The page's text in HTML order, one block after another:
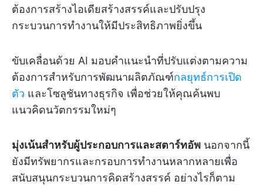
ต้องการสร้างไอเดียสร้างสรรค์และปรับปรุง
กระบวนการทำงานให้มีประสิทธิภาพยิ่งขึ้น
ขับเคลื่อนด้วย AI มอบคำแนะนำที่ปรับแต่งตามความ
ต้องการสำหรับการพัฒนาผลิตภัณฑ์กลยุทธ์การเปิด
ตัว และโซลูชันทางธุรกิจ เพื่อช่วยให้คุณค้นพบ
แนวคิดนวัตกรรมใหม่ๆ
มุ่งเน้นสำหรับผู้ประกอบการและสตาร์ทอัพ นอกจากนี้
ยังมีทรัพยากรและกรอบการทำงานหลากหลายเพื่อ
สนับสนุนกระบวนการคิดสร้างสรรค์ อย่างไรก็ตาม